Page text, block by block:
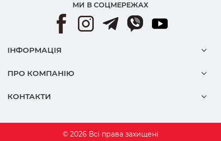
МИ В СОЦМЕРЕЖАХ
ІНФОРМАЦІЯ
ПРО КОМПАНІЮ
КОНТАКТИ
© 2026 Всі права захищені